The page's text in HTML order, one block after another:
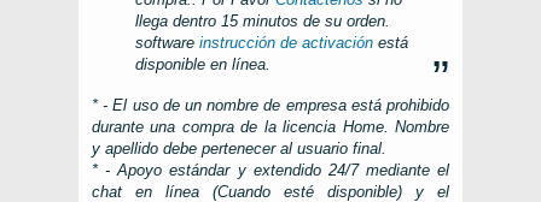
llega dentro 15 minutos de su orden.
software instrucción de activación está
disponible en línea.
* - El uso de un nombre de empresa está prohibido
durante una compra de la licencia Home. Nombre
y apellido debe pertenecer al usuario final.
* - Apoyo estándar y extendido 24/7 mediante el
chat en línea (Cuando esté disponible) y el